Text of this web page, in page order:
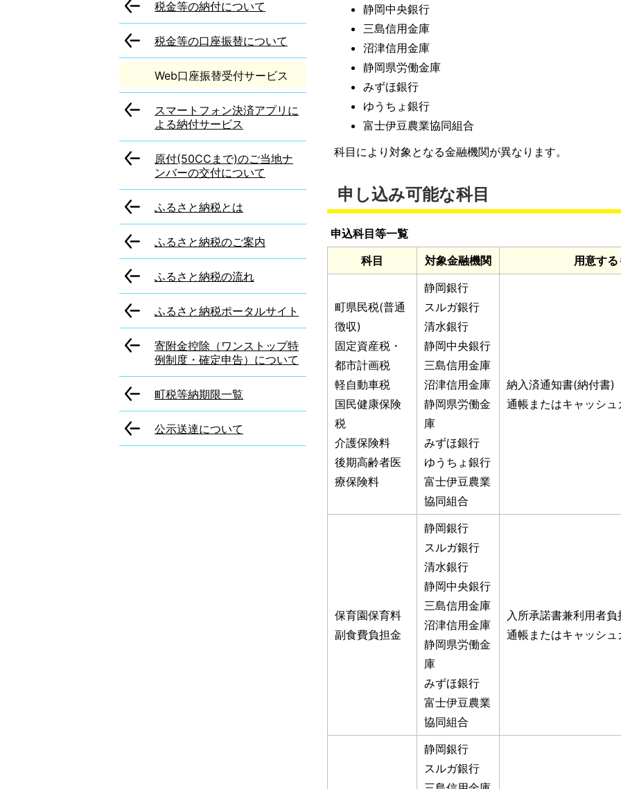
税金等の納付について
税金等の口座振替について
Web口座振替受付サービス
スマートフォン決済アプリに
よる納付サービス
原付(50CCまで)のご当地ナ
ンバーの交付について
ふるさと納税とは
ふるさと納税のご案内
ふるさと納税の流れ
ふるさと納税ポータルサイト
寄附金控除（ワンストップ特
例制度・確定申告）について
町税等納期限一覧
公示送達について
静岡中央銀行
三島信用金庫
沼津信用金庫
静岡県労働金庫
みずほ銀行
ゆうちょ銀行
富士伊豆農業協同組合
科目により対象となる金融機関が異なります。
申し込み可能な科目
申込科目等一覧
科目
対象金融機関 用意する
町県民税(普通
徴収)
固定資産税・
都市計画税
軽自動車税
国民健康保険
税
介護保険料
後期高齢者医
療保険料
静岡銀行
スルガ銀行
清水銀行
静岡中央銀行
三島信用金庫
沼津信用金庫
静岡県労働金
庫
みずほ銀行
ゆうちょ銀行
富士伊豆農業
協同組合
納入済通知書(納付書)
通帳またはキャッシュ
保育園保育料
副食費負担金
静岡銀行
スルガ銀行
清水銀行
静岡中央銀行
三島信用金庫
沼津信用金庫
静岡県労働金
庫
みずほ銀行
富士伊豆農業
協同組合
入所承諾書兼利用者
通帳またはキャッシュ
静岡銀行
スルガ銀行